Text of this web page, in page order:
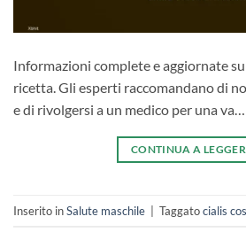
Informazioni complete e aggiornate
ricetta. Gli esperti raccomandano di
e di rivolgersi a un medico per una va…
CONTINUA A
Inserito inSalute maschile Taggatocialis